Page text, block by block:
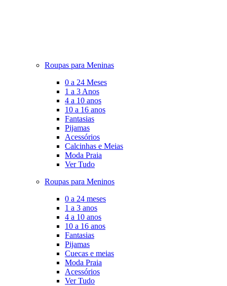
Roupas para Meninas
0 a 24 Meses
1 a 3 Anos
4 a 10 anos
10 a 16 anos
Fantasias
Pijamas
Acessórios
Calcinhas e Meias
Moda Praia
Ver Tudo
Roupas para Meninos
0 a 24 meses
1 a 3 anos
4 a 10 anos
10 a 16 anos
Fantasias
Pijamas
Cuecas e meias
Moda Praia
Acessórios
Ver Tudo